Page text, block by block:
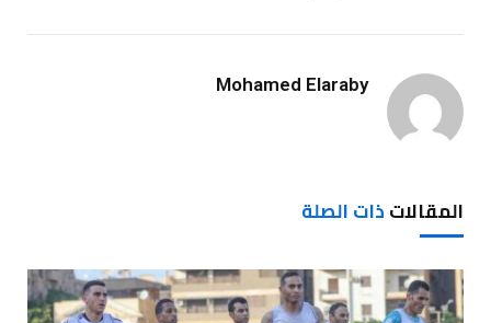
Mohamed Elaraby
المقالاتذات الصلة